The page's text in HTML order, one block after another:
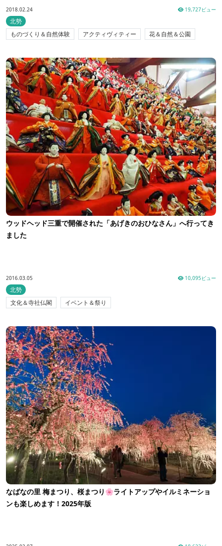
2018.02.24 19,727ビュー
北勢
ものづくり＆自然体験
アクティヴィティー 花＆自然＆公園
ウッドヘッド三重で開催された「あげきのおひなさん」へ行ってき
ました
2016.03.05 10,095ビュー
北勢
文化＆寺社仏閣
イベント＆祭り
なばなの里 梅まつり、桜まつり🌸ライトアップやイルミネーショ
ンも楽しめます！2025年版